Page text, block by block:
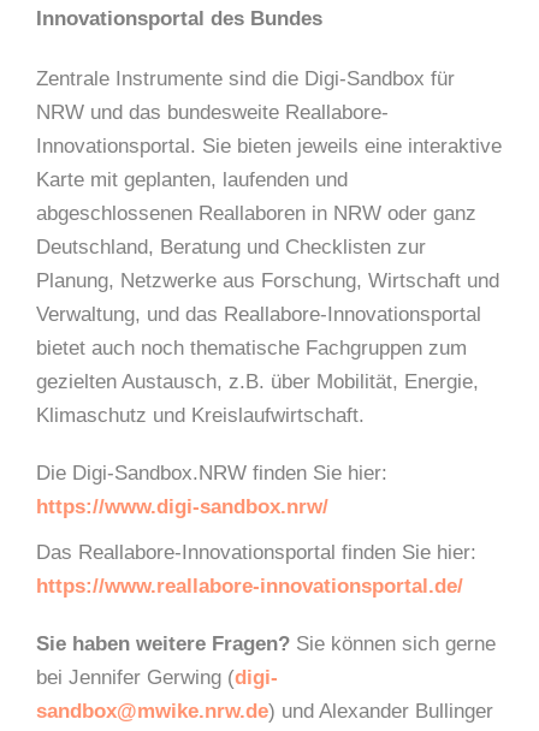
Innovationsportal des Bundes
Zentrale Instrumente sind die Digi-Sandbox für
NRW und das bundesweite Reallabore-
Innovationsportal. Sie bieten jeweils eine interaktive
Karte mit geplanten, laufenden und
abgeschlossenen Reallaboren in NRW oder ganz
Deutschland, Beratung und Checklisten zur
Planung, Netzwerke aus Forschung, Wirtschaft und
Verwaltung, und das Reallabore-Innovationsportal
bietet auch noch thematische Fachgruppen zum
gezielten Austausch, z.B. über Mobilität, Energie,
Klimaschutz und Kreislaufwirtschaft.
Die Digi-Sandbox.NRW finden Sie hier:
https://www.digi-sandbox.nrw/
Das Reallabore-Innovationsportal finden Sie hier:
https://www.reallabore-innovationsportal.de/
Sie haben weitere Fragen? Sie können sich gerne
bei Jennifer Gerwing (digi-
sandbox@mwike.nrw.de) und Alexander Bullinger